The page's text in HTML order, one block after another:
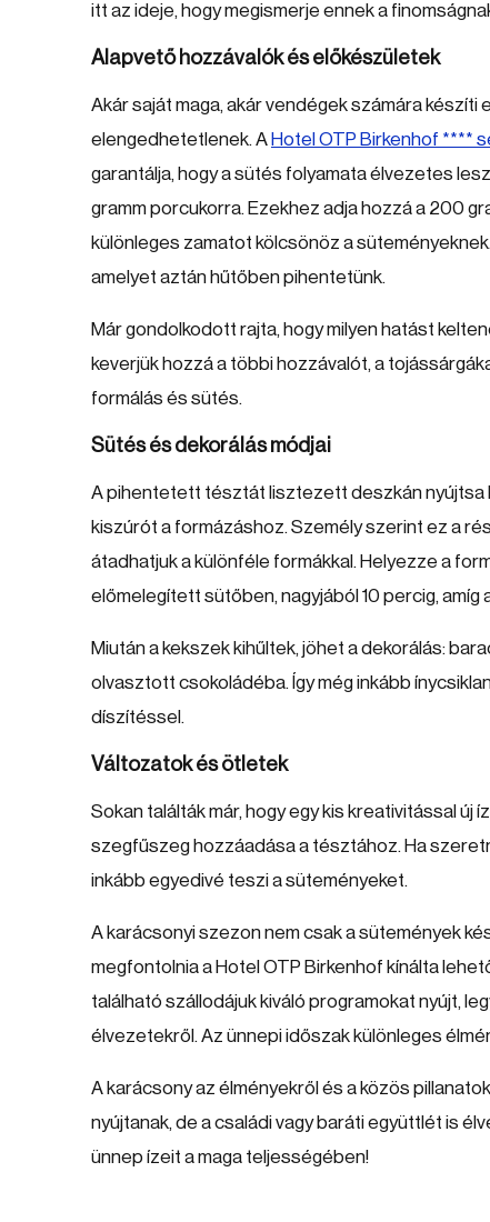
itt az ideje, hogy megismerje ennek a
Alapvető hozzávalók és előkészületek
Akár saját maga, akár vendégek számára
elengedhetetlenek. A Hotel OTP Birkenhof ****
garantálja, hogy a sütés folyamata élvezetes
gramm porcukorra. Ezekhez adja hozzá a 200
különleges zamatot kölcsönöz a
amelyet aztán hűtőben pihentetünk.
Már gondolkodott rajta, hogy milyen hatást
keverjük hozzá a többi hozzávalót, a
formálás és sütés.
Sütés és dekorálás módjai
A pihentetett tésztát lisztezett deszkán nyújtsa
kiszúrót a formázáshoz. Személy szerint ez a
átadhatjuk a különféle formákkal. Helyezze a
előmelegített sütőben, nagyjából 10 percig, amíg
Miután a kekszek kihűltek, jöhet a dekorálás:
olvasztott csokoládéba. Így még inkább
díszítéssel.
Változatok és ötletek
Sokan találták már, hogy egy kis kreativitással
szegfűszeg hozzáadása a tésztához. Ha
inkább egyedivé teszi a süteményeket.
A karácsonyi szezon nem csak a sütemények
megfontolnia a Hotel OTP Birkenhof kínálta
található szállodájuk kiváló programokat nyújt,
élvezetekről. Az ünnepi időszak különleges
A karácsony az élményekről és a közös
nyújtanak, de a családi vagy baráti együttlét is
ünnep ízeit a maga teljességében!